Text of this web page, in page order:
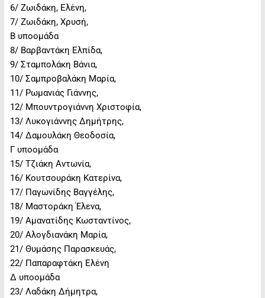
6/ Ζωιδάκη, Ελένη,
7/ Ζωιδάκη, Χρυσή,
Β υποομάδα
8/ Βαρβαντάκη Ελπίδα,
9/ Σταμπολάκη Βάνια,
10/ Σαμπροβαλάκη Μαρία,
11/ Ρωμανιάς Γιάννης,
12/ Μπουντρογιάννη Χριστοφία,
13/ Λυκογιάννης Δημήτρης,
14/ Δαμουλάκη Θεοδοσία,
Γ υποομάδα
15/ Τζιάκη Αντωνία,
16/ Κουτσουράκη Κατερίνα,
17/ Παγωνίδης Βαγγέλης,
18/ Μαστοράκη Έλενα,
19/ Αμανατίδης Κωσταντίνος,
20/ Αλογδιανάκη Μαρία,
21/ Θυμάσης Παρασκευάς,
22/ Παπαραφτάκη Ελένη
Δ υποομάδα
23/ Λαδάκη Δήμητρα,